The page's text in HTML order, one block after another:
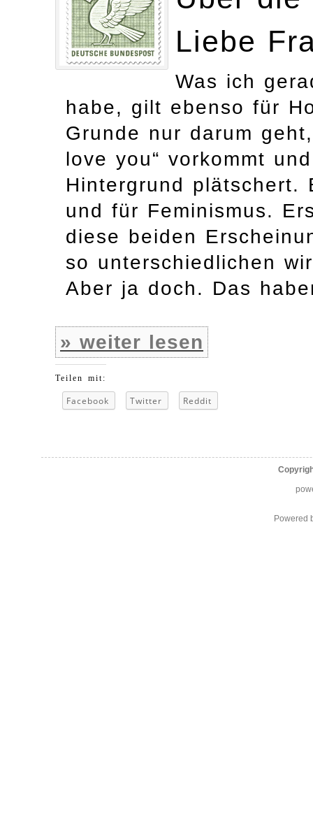
Liebe
Was ich
habe, gilt ebenso für
Grunde nur darum
love you“ vorkommt
Hintergrund
und für Feminismus.
diese beiden
so unterschiedlichen
Aber ja doch. Das
» weiter lesen
Teilen mit:
Facebook Twitter Reddit
Powered